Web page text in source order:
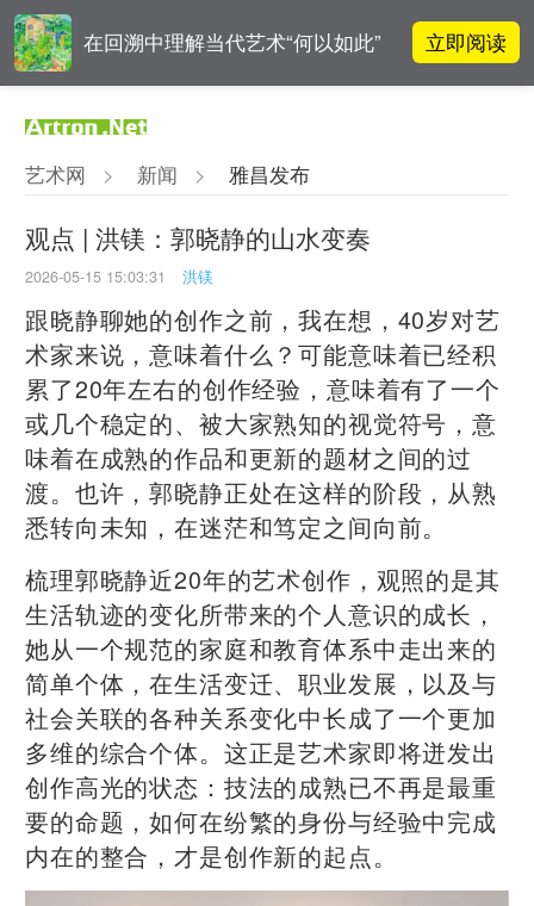
在回溯中理解当代艺术“何以如此” 立即阅读
发起全球维权
雅昌指数 | 月度(2025年7月)策展人
影响力榜单
吕晓：北京画院两个中心十年 跨学
科带来齐白石研究新突破
艺术网 > 新闻 > 雅昌发布
观点 | 洪镁：郭晓静的山水变奏
2026-05-15 15:03:31 洪镁
跟晓静聊她的创作之前，我在想，40岁对艺
术家来说，意味着什么？可能意味着已经积
累了20年左右的创作经验，意味着有了一个
或几个稳定的、被大家熟知的视觉符号，意
味着在成熟的作品和更新的题材之间的过
渡。也许，郭晓静正处在这样的阶段，从熟
悉转向未知，在迷茫和笃定之间向前。
梳理郭晓静近20年的艺术创作，观照的是其
生活轨迹的变化所带来的个人意识的成长，
她从一个规范的家庭和教育体系中走出来的
简单个体，在生活变迁、职业发展，以及与
社会关联的各种关系变化中长成了一个更加
多维的综合个体。这正是艺术家即将迸发出
创作高光的状态：技法的成熟已不再是最重
要的命题，如何在纷繁的身份与经验中完成
内在的整合，才是创作新的起点。